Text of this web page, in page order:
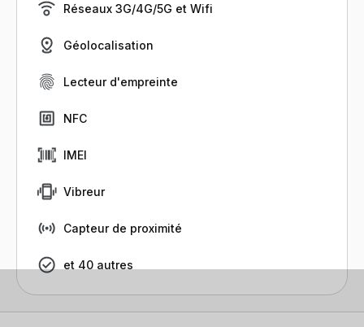
Réseaux 3G/4G/5G et Wifi
Géolocalisation
Lecteur d'empreinte
NFC
IMEI
Vibreur
Capteur de proximité
et 40 autres